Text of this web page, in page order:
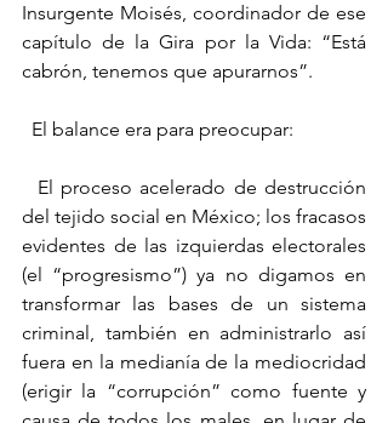
Insurgente Moisés, coordinador de ese
capítulo de la Gira por la Vida: “Está
cabrón, tenemos que apurarnos”.
El balance era para preocupar:
El proceso acelerado de destrucción
del tejido social en México; los fracasos
evidentes de las izquierdas electorales
(el “progresismo”) ya no digamos en
transformar las bases de un sistema
criminal, también en administrarlo así
fuera en la medianía de la mediocridad
(erigir la “corrupción” como fuente y